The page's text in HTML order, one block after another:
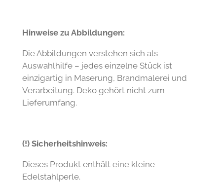
Hinweise zu Abbildungen:
Die Abbildungen verstehen sich als
Auswahlhilfe – jedes einzelne Stück ist
einzigartig in Maserung, Brandmalerei und
Verarbeitung. Deko gehört nicht zum
Lieferumfang.
(!) Sicherheitshinweis:
Dieses Produkt enthält eine kleine
Edelstahlperle.